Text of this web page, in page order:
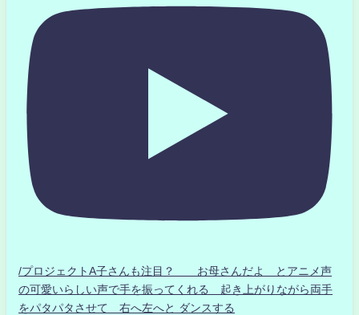
/プロジェクトA子さんも注目？ お母さんだよ とアニメ声
の可愛いらしい声で手を振ってくれる 起き上がりながら両手
をパタパタさせて 右へ左へと ダンスする